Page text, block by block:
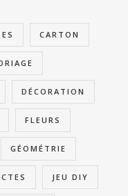
CARTON
DÉCORATION
FLEURS
GÉOMÉTRIE
JEU DIY